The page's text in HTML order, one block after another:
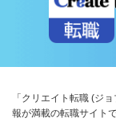
「クリエイト転職 (ジ
報が満載の転職サイト